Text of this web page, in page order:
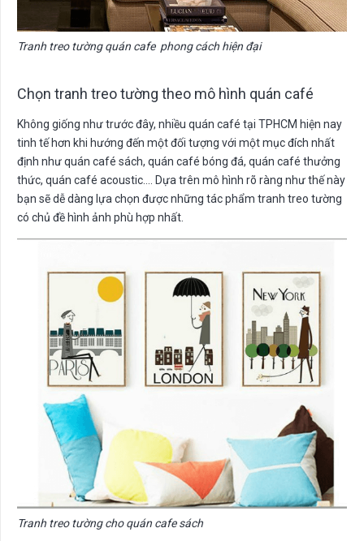
Tranh treo tường quán cafe phong cách hiện đại
Chọn tranh treo tường theo mô hình quán café
Không giống như trước đây, nhiều quán café tại TPHCM hiện nay
tinh tế hơn khi hướng đến một đối tượng với một mục đích nhất
định như quán café sách, quán café bóng đá, quán café thưởng
thức, quán café acoustic…. Dựa trên mô hình rõ ràng như thế này
bạn sẽ dễ dàng lựa chọn được những tác phẩm tranh treo tường
có chủ đề hình ảnh phù hợp nhất.
Tranh treo tường cho quán cafe sách